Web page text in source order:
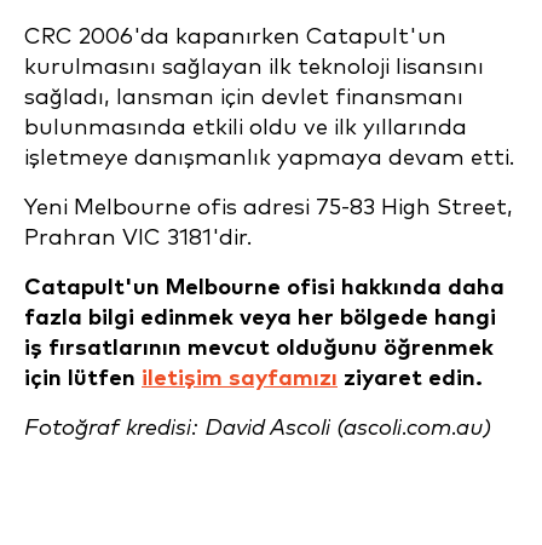
CRC 2006'da kapanırken Catapult'un
kurulmasını sağlayan ilk teknoloji lisansını
sağladı, lansman için devlet finansmanı
bulunmasında etkili oldu ve ilk yıllarında
işletmeye danışmanlık yapmaya devam etti.
Yeni Melbourne ofis adresi 75-83 High Street,
Prahran VIC 3181'dir.
Catapult'un Melbourne ofisi hakkında daha
fazla bilgi edinmek veya her bölgede hangi
iş fırsatlarının mevcut olduğunu öğrenmek
için lütfen iletişim sayfamızı ziyaret edin.
Fotoğraf kredisi: David Ascoli (ascoli.com.au)